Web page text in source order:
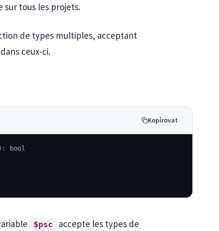
tous les projets.
de types multiples, acceptant
ceux-ci.
Kopírovat
bool
$psc
accepte les types de